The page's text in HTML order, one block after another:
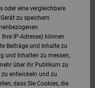
SALE SNOW
T-Shirts
Jacken &
Sale Snow
Jacken &
Hoodies &
Pure
Net
Alle ansehen
Manteca
Construct
Ascend
Sandalen
Winterschuhe
Snowboard
Hemden
Jeans
Jacken &
Manteca
Best Sellers
Sandalen
Snowboard
Unisex
Sneakers
Alle ansehen
Hemden
Alle ansehen
Winterschuhe
Polarfleece &
Softshells
Alle ansehen
FÜR
Mützen
Alle ansehen
oder eine vergleichbare
zu speichern
IP-Adresse) können
Beiträge und Inhalte zu
und Inhalten zu messen,
über ihr Publikum zu
entwickeln und zu
dass Sie Cookies, die